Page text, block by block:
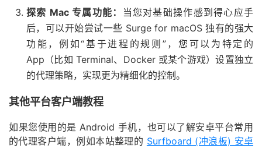
探索 Mac 专属功能：
当您对基础操作感到得心应手
后，可以开始尝试一些 Surge for macOS 独有的强大
功能，例如“基于进程的规则”，您可以为特定的
App（比如 Terminal、Docker 或某个游戏）设置独立
的代理策略，实现更为精细化的控制。
其他平台客户端教程
如果您使用的是 Android 手机，也可以了解安卓平台常用
的代理客户端，例如本站整理的 Surfboard (冲浪板) 安卓